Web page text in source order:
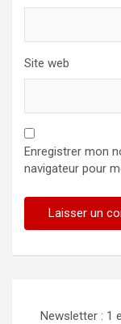
Site web
Enregistrer mon
navigateur pour
Newsletter : 1